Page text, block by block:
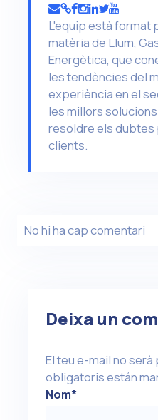
L'equip està format
matèria de Llum,
Energètica, que
les tendències del
experiència en el
les millors
resoldre els
clients.
No hi ha cap comentari
Deixa un
El teu e-mail no
obligatoris están
Nom*